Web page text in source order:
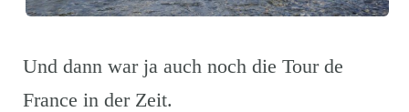
Und dann war ja auch noch die Tour de
France in der Zeit.